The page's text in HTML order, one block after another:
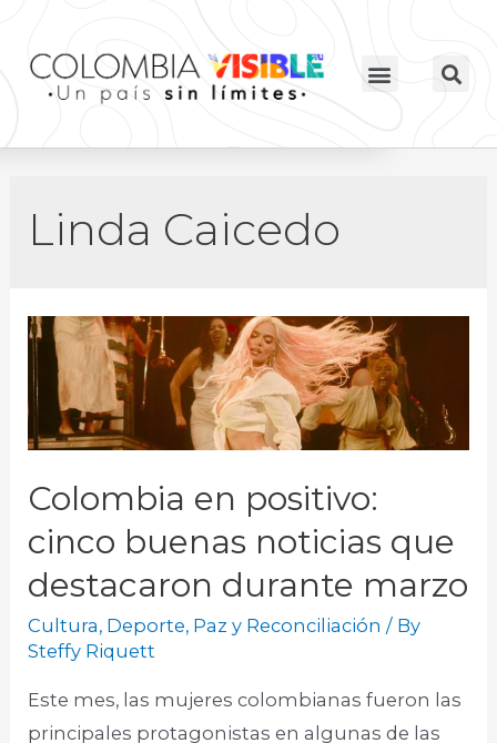
Linda Caicedo
Colombia en positivo:
cinco buenas noticias que
destacaron durante marzo
Cultura, Deporte, Paz y Reconciliación / By
Steffy Riquett
Este mes, las mujeres colombianas fueron las
principales protagonistas en algunas de las